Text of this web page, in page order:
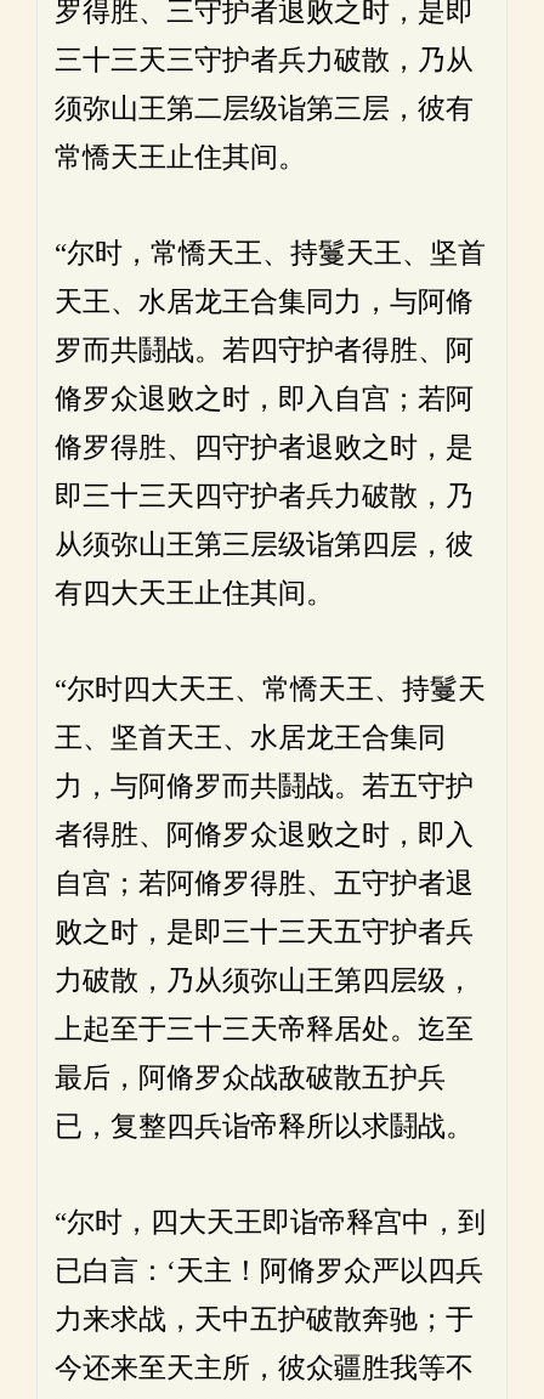
罗得胜、三守护者退败之时，是即
三十三天三守护者兵力破散，乃从
须弥山王第二层级诣第三层，彼有
常憍天王止住其间。
“尔时，常憍天王、持鬘天王、坚首
天王、水居龙王合集同力，与阿脩
罗而共鬪战。若四守护者得胜、阿
脩罗众退败之时，即入自宫；若阿
脩罗得胜、四守护者退败之时，是
即三十三天四守护者兵力破散，乃
从须弥山王第三层级诣第四层，彼
有四大天王止住其间。
“尔时四大天王、常憍天王、持鬘天
王、坚首天王、水居龙王合集同
力，与阿脩罗而共鬪战。若五守护
者得胜、阿脩罗众退败之时，即入
自宫；若阿脩罗得胜、五守护者退
败之时，是即三十三天五守护者兵
力破散，乃从须弥山王第四层级，
上起至于三十三天帝释居处。迄至
最后，阿脩罗众战敌破散五护兵
已，复整四兵诣帝释所以求鬪战。
“尔时，四大天王即诣帝释宫中，到
已白言：‘天主！阿脩罗众严以四兵
力来求战，天中五护破散奔驰；于
今还来至天主所，彼众疆胜我等不